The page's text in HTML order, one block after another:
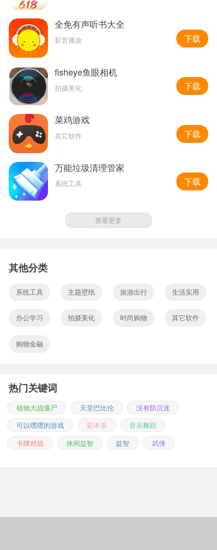
全免有声听书大全
影音播放 下载
fisheye鱼眼相机
拍摄美化 下载
菜鸡游戏
其它软件 下载
万能垃圾清理管家
系统工具 下载
查看更多
其他分类
系统工具 主题壁纸 旅游出行 生活实用
办公学习 拍摄美化 时尚购物 其它软件
购物金融
热门关键词
植物大战僵尸 天堂巴比伦
没有防沉迷
可以嘿嘿的游戏
剧本杀
音乐舞蹈
卡牌对战
休闲益智 益智 武侠